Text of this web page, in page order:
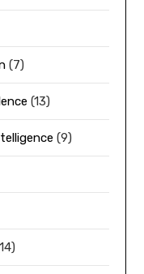
(7)
(13)
(9)